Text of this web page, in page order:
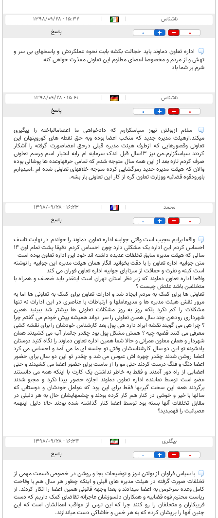
ناشناس |
|
۱۵:۳۲ - ۱۳۹۸/۰۹/۲۸
0
0 پاسخ
اداره تعاون دماوند باید خجالت بکشه بابت نحوه عملکردش و پاسخهای بی سر و
تهش و از مردم و مخصوصا اعضای مظلوم این تعاونی معذرت خواهی کنه
شرم بر شما باد
ناشناس |
|
۱۵:۴۱ - ۱۳۹۸/۰۹/۲۸
0
0 پاسخ
سلام ازبولتن نیوز سپاسکزارم که دادخواهی ما اعصامالباخته را پیگیری
میکند.ازهیئت مدیره جدید که منخب اعضا بوده وبه حق نفطه های کوروپنهان این
تعاونی وقصورهایی که ازطرف هیئت مدیره قبلی درحق اعضاصورت گرفته را آشکار
کردند سپاسگزارم.من نیز ۱۳سال قبل اندک سرمایه ام رابه اعتبار اسم ورسم تعاونی
صرف کردم تازه بعد از این همه سال متوجه شدم که تمامی حرفهاوعده ها پوشالی بوده
والان که هیئت مدیره حدید رمزگشایی کرده متوجه خلافهای تعاونی شده ام .امیدوارم
باورودقوه قضائیه ووزارت تعاون گره از کار این تعاونی باز بشه.
محمد |
|
۱۶:۲۳ - ۱۳۹۸/۰۹/۲۸
0
0 پاسخ
واقعا برایم عجیب است وقتی جوابیه اداره تعاون دماوند را خواندم در نهایت تاسف
احساس کردم این اداره یک مشکلی دارد چون احساس کردم دقیقا پشت تمام اون 14
سالی که هیئت مدیره سابق تخلفات عدیده داشته اند خود این اداره تعاون بوده است
متن جوابیه اداره تعاون را با دقت بخوانید انگار همان هیئت مدیره این جوابیه را نوشته
است کینه و نفرت و حماقت از سرتاپای جوابیه اداره تعاون فوران می کند
واقعا اداره تعاون دماوند که زیر نظر استان تهران است اینقدر باید ضعیف و همراه با
متخلفین باشد علتش چیست ؟
تعاونی ها برای کمک به مردم ایجاد شد و ادارات تعاون برای کمک به تعاونی ها اما به
مرور نقش هیئت مدیره ها و مدیرعاملها و ارتباطات با عناصری در این ادارات نه تنها
مشکلات را کم نکرد بلکه روز به روز مشکلات تعاونی ها بیشتر شد ببینید همین
شهرداری رودهن چند سال همین تعاونی را سر دواند همیشه پیش خودم می گفتم چرا
؟ چرا هی می گویند نقشه ایراد دارد هی پول بعد کارشناس خودشان را برای نقشه کشی
معرفی می کنند قضیه چیه ؟ همش مشکل پول بود چقدر جانماز آب می کشیدند همان
شهردار و همان معاون عمرانی و حالا شما همین اداره تعاون دماوند را نگاه کنید دوستان
یادشونه تو این دو سال کارشناسشان وقتی تو جلسه ای ما می آمد و احساس می کرد
اعضا روشن شدند چقدر چهره اش عبوس می شد و چقدر تو این دو سال برای حضور
اعضا دنگ و فنگ درست کردند حتی مو را از ماست برای حضور اعضا می کشیدند و حتی
اعضایی از راه دور آمدند و فقط به خاطر نداشتن یک کارت با اینکه همه می دانستند
عضو است توسط نماینده اداره تعاون دماوند اجازه حضور پیدا نکرد و مجبو شدند
برگردند همه این سخت گیریها فقط برای این بود که عوامل خودشان و دوستانی که
سالها با خیر و خوشی در کنار هم کار کرده بودند و چشمهایشان حال به هر دلیلی در
مقابل تخلفات آنها بسته بود توسط اعضا کنار گذاشته شده بودند حالا دلیل اینهمه
عصبانیت را فهمیدید؟
بیگلری |
|
۱۶:۳۴ - ۱۳۹۸/۰۹/۲۸
0
0 پاسخ
با سپاس فراوان از بولتن نیوز و توضیحات بجا و روشن در خصوص قسمت مهمی از
تخلفات صورت گرفته در هیئت مدیره های قبلی و اینکه چطور هر سال هم با وقاحت
کامل وعده سرخرمن به اعضا میدادند و بعدا وجهه قانونی همین اعضا را انکار کردند. از
ریاست محترم قوه قضاییه و همکاران دلسوزشان عاجزانه تقاضای کمک داریم که دست
فریبکاران و متخلفان را رو کنند چرا که این ترس از عواقب اعمالشان است که این
چنین آنها را پریشان کرده که به هر خس و خاشاکی دست میاندازند.